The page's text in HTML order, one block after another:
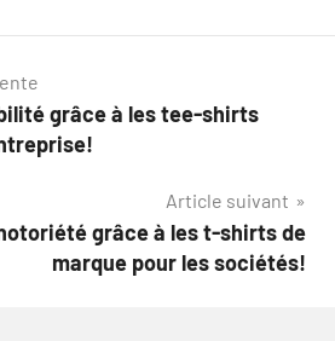
grâce à les tee-shirts
Article suivant
grâce à les t-shirts de
marque pour les sociétés!